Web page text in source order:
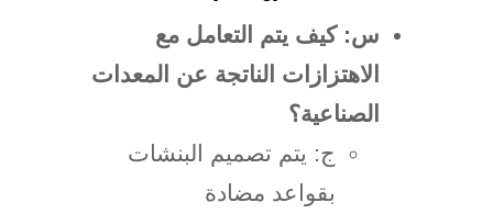
س: كيف يتم التعامل مع
الاهتزازات الناتجة عن المعدات
الصناعية؟
ج: يتم تصميم البنشات
بقواعد مضادة